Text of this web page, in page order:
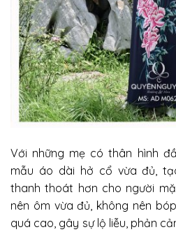
Với những mẹ có thân hình
mẫu áo dài hở cổ vừa đủ,
thanh thoát hơn cho người
nên ôm vừa đủ, không nên
quá cao, gây sự lộ liễu, phản